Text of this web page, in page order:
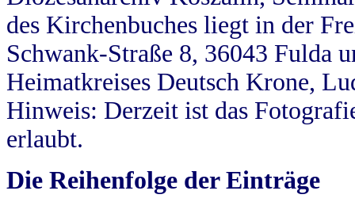
des Kirchenbuches liegt in der
Schwank-Straße 8, 36043 Fulda
Heimatkreises Deutsch Krone,
Hinweis: Derzeit ist das
erlaubt.
Die Reihenfolge der Einträge